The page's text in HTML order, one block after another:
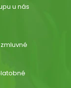
u nás